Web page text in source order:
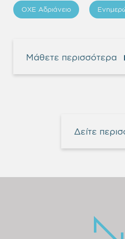
ΟΧΕ Αδριάνειο
Μάθετε περισσότερα
Δείτε